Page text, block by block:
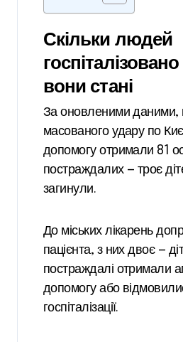
Скільки людей
вони стані
За оновленими даними, внаслідок
масованого удару по
допомогу отримали 81
постраждалих — троє
загинули.
До міських лікарень
пацієнта, з них двоє —
постраждалі отримали
допомогу або
госпіталізації.